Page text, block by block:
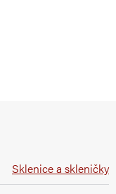
Sklenice a skleničky